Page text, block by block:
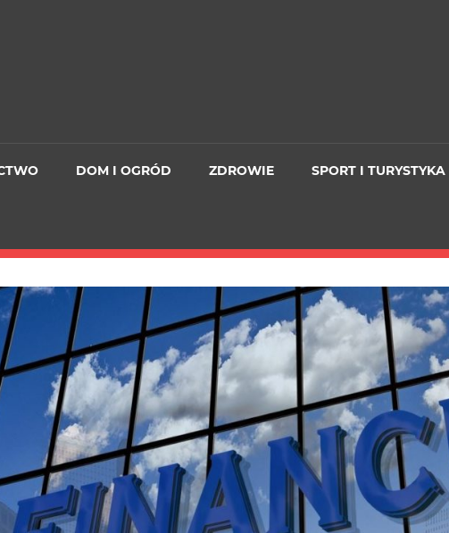
DOM I OGRÓD ZDROWIE SPORT I TURYSTYKA